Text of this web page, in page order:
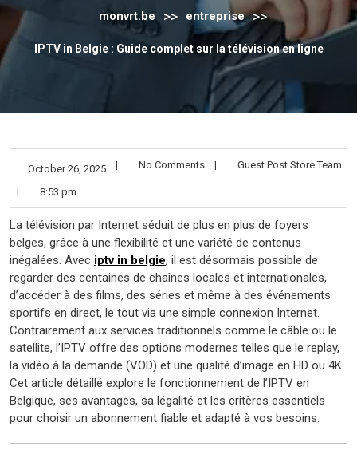
monvrt.be >> entreprise >>
IPTV in Belgie : Guide complet sur la télévision en ligne
October 26, 2025 | No Comments | Guest Post Store Team
| 8:53 pm
La télévision par Internet séduit de plus en plus de foyers
belges, grâce à une flexibilité et une variété de contenus
inégalées. Avec iptv in belgie, il est désormais possible de
regarder des centaines de chaînes locales et internationales,
d’accéder à des films, des séries et même à des événements
sportifs en direct, le tout via une simple connexion Internet.
Contrairement aux services traditionnels comme le câble ou le
satellite, l’IPTV offre des options modernes telles que le replay,
la vidéo à la demande (VOD) et une qualité d’image en HD ou 4K.
Cet article détaillé explore le fonctionnement de l’IPTV en
Belgique, ses avantages, sa légalité et les critères essentiels
pour choisir un abonnement fiable et adapté à vos besoins.